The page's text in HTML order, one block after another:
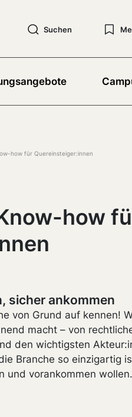
Suchen
how für Quereinsteiger:innen
how
sicher ankommen
von Grund auf kennen!
macht – von
den wichtigsten
Branche so einzigartig
und vorankommen wollen.